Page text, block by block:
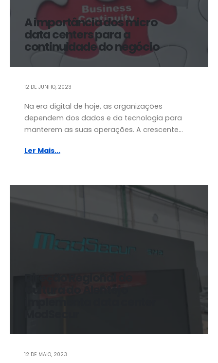
A importância dos micro
data centers para a
continuidade do negócio
12 DE JUNHO, 2023
Na era digital de hoje, as organizações
dependem dos dados e da tecnologia para
manterem as suas operações. A crescente...
Ler Mais...
12 DE MAIO, 2023